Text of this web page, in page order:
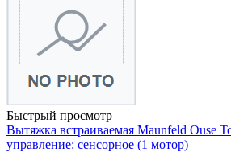
Быстрый просмотр
Вытяжка встраиваемая Maunfeld Ouse
управление: сенсорное (1 мотор)